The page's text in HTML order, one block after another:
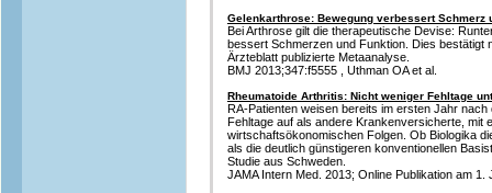
Gelenkarthrose: Bewegung verbessert Schmerz
Bei Arthrose gilt die therapeutische Devise:
bessert Schmerzen und Funktion. Dies bestätigt
Ärzteblatt publizierte Metaanalyse.
BMJ 2013;347:f5555 , Uthman OA et al.
Rheumatoide Arthritis: Nicht weniger Fehltage
RA-Patienten weisen bereits im ersten Jahr
Fehltage auf als andere Krankenversicherte, mit
wirtschaftsökonomischen Folgen. Ob Biologika
als die deutlich günstigeren konventionellen
Studie aus Schweden.
JAMA Intern Med. 2013; Online Publikation am 1.